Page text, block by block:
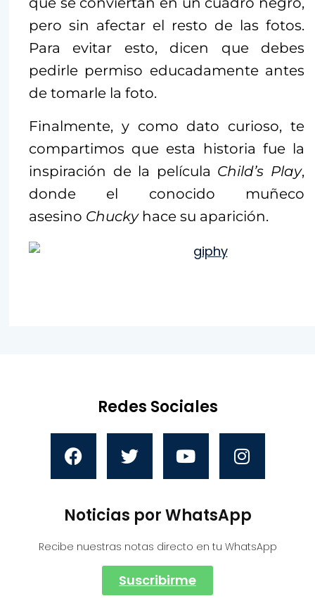
pero sin afectar el resto de las fotos.
Para evitar esto, dicen que debes
pedirle permiso educadamente antes
de tomarle la foto.
Finalmente, y como dato curioso, te
compartimos que esta historia fue la
inspiración de la película Child’s Play,
donde el conocido muñeco
asesino Chucky hace su aparición.
Redes Sociales
Noticias por WhatsApp
Recibe nuestras notas directo en tu WhatsApp
Suscribirme